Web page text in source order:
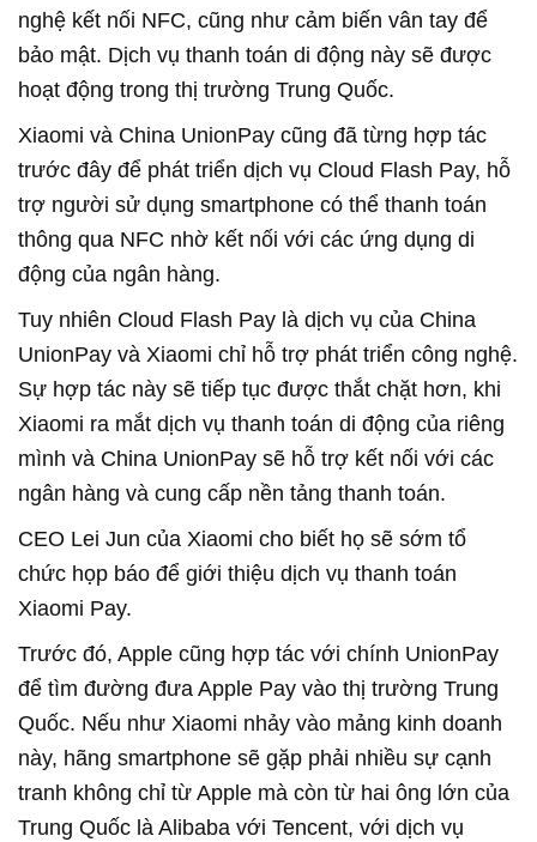
nghệ kết nối NFC, cũng như cảm biến vân tay để
bảo mật. Dịch vụ thanh toán di động này sẽ được
hoạt động trong thị trường Trung Quốc.
Xiaomi và China UnionPay cũng đã từng hợp tác
trước đây để phát triển dịch vụ Cloud Flash Pay, hỗ
trợ người sử dụng smartphone có thể thanh toán
thông qua NFC nhờ kết nối với các ứng dụng di
động của ngân hàng.
Tuy nhiên Cloud Flash Pay là dịch vụ của China
UnionPay và Xiaomi chỉ hỗ trợ phát triển công nghệ.
Sự hợp tác này sẽ tiếp tục được thắt chặt hơn, khi
Xiaomi ra mắt dịch vụ thanh toán di động của riêng
mình và China UnionPay sẽ hỗ trợ kết nối với các
ngân hàng và cung cấp nền tảng thanh toán.
CEO Lei Jun của Xiaomi cho biết họ sẽ sớm tổ
chức họp báo để giới thiệu dịch vụ thanh toán
Xiaomi Pay.
Trước đó, Apple cũng hợp tác với chính UnionPay
để tìm đường đưa Apple Pay vào thị trường Trung
Quốc. Nếu như Xiaomi nhảy vào mảng kinh doanh
này, hãng smartphone sẽ gặp phải nhiều sự cạnh
tranh không chỉ từ Apple mà còn từ hai ông lớn của
Trung Quốc là Alibaba với Tencent, với dịch vụ